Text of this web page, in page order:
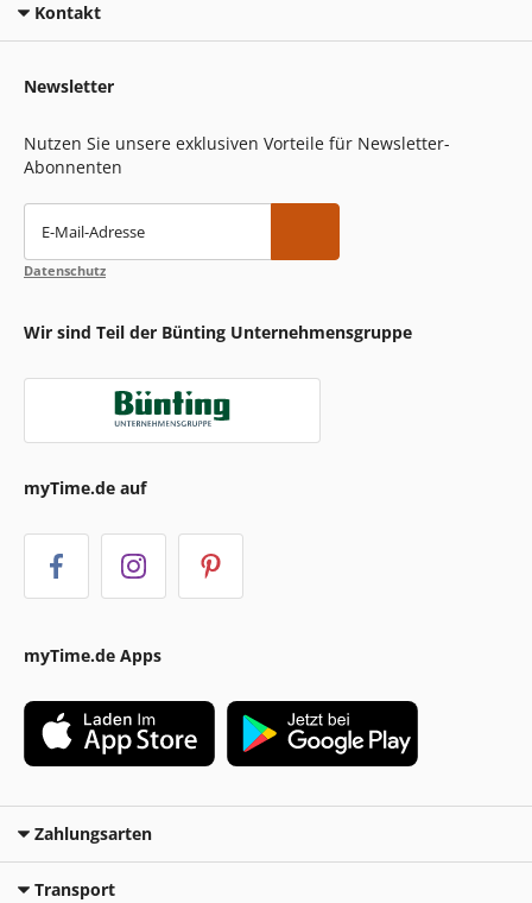
Kontakt
Newsletter
Nutzen Sie unsere exklusiven Vorteile für Newsletter-
Abonnenten
E-Mail-Adresse
Datenschutz
Wir sind Teil der Bünting Unternehmensgruppe
myTime.de auf
myTime.de Apps
Zahlungsarten
Transport